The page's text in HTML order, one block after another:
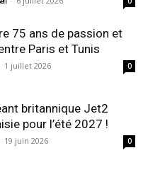
75 ans de passion et
Paris et Tunis
1 juillet 2026 0
britannique Jet2
pour l’été 2027 !
19 juin 2026 0